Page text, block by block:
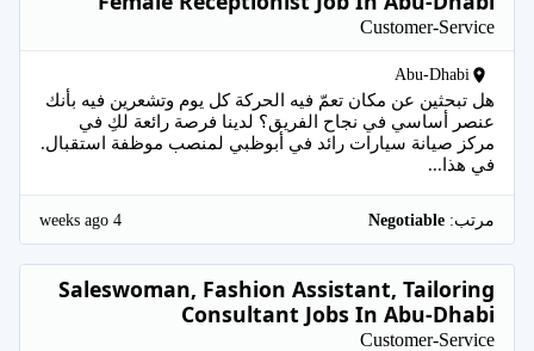
Customer-Service
Abu-Dhabi
هل تبحثين عن مكان تعمّ فيه الحركة كل يوم وتشعرين فيه بأنك
عنصر أساسي في نجاح الفريق؟ لدينا فرصة رائعة لكِ في
مركز صيانة سيارات رائد في أبوظبي لمنصب موظفة استقبال.
في هذا...
مرتب: 4 weeks ago
Saleswoman, Fashion Assistant, Tailoring
Consultant Jobs In Abu-Dhabi
Customer-Service